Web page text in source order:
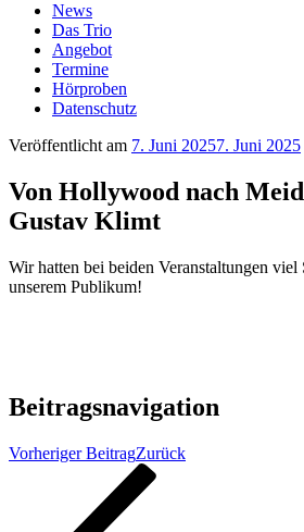
News
Das Trio
Angebot
Termine
Hörproben
Datenschutz
Veröffentlicht am 7. Juni 20257. Juni 2025
Von Hollywood nach
Gustav Klimt
Wir hatten bei beiden Veranstaltungen viel
unserem Publikum!
Beitragsnavigation
Vorheriger BeitragZurück